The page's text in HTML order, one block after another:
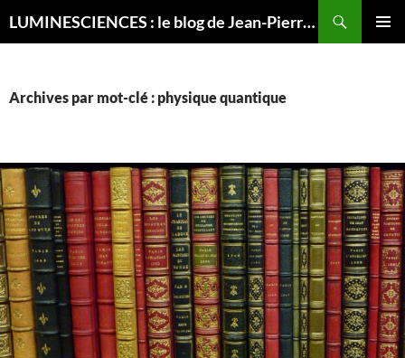
LUMINESCIENCES : le blog de Jean-Pierre LUMINET, astrophysicien
Archives par mot-clé : physique quantique